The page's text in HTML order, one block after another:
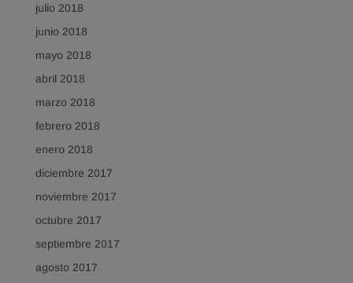
julio 2018
junio 2018
mayo 2018
abril 2018
marzo 2018
febrero 2018
enero 2018
diciembre 2017
noviembre 2017
octubre 2017
septiembre 2017
agosto 2017